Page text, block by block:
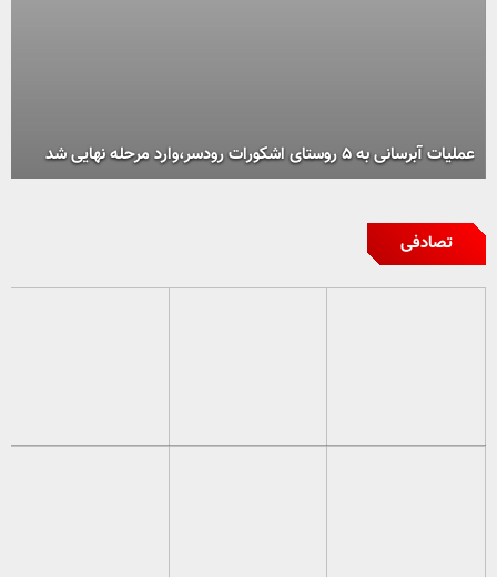
عملیات آبرسانی به ۵ روستای اشکورات رودسر،وارد مرحله نهایی شد
تصادفی